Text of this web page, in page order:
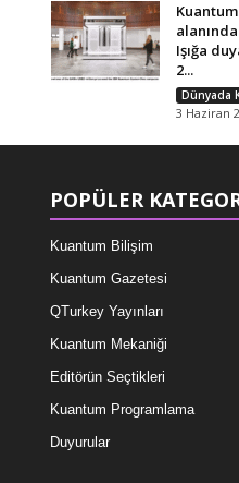
Işığa
2...
Dünyada
3 Haziran
POPÜLER
Kuantum Bilişim
Kuantum Gazetesi
QTurkey Yayınları
Kuantum Mekaniği
Editörün Seçtikleri
Kuantum Programlama
Duyurular